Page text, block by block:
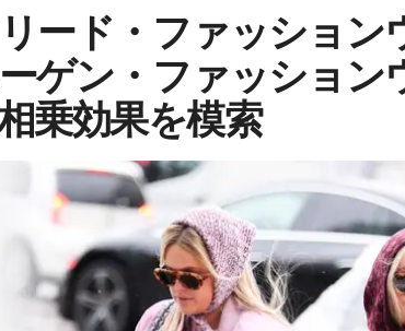
ード・ファッション
ゲン・ファッション
乗効果を模索